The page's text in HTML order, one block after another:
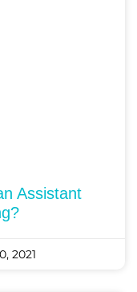
Assistant
2021